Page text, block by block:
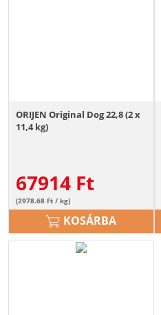
ORIJEN Original Dog 22,8 (2 x
11,4 kg)
67914 Ft
(2978.68 Ft / kg)
KOSÁRBA